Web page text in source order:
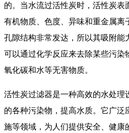
的。当水流过活性炭时，活性炭表
有机物质、色度、异味和重金属离
孔隙结构非常发达，所以其吸附能
可以通过化学反应来去除某些污染
氧化碳和水等无害物质。
活性炭过滤器是一种高效的水处理
的各种污染物，提高水质。它广泛
施等领域，为人们提供安全、健康